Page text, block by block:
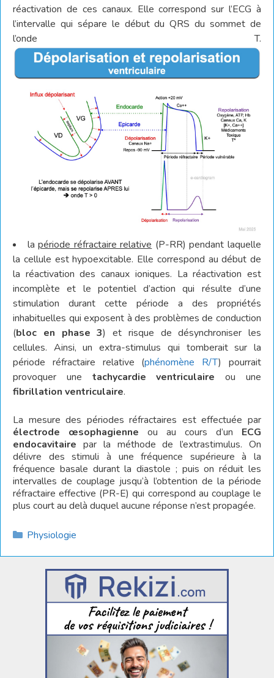
réactivation de ces canaux. Elle correspond sur l’ECG à
l’intervalle qui sépare le début du QRS du sommet de
l’onde T.
lapériode réfractaire relative (P-RR) pendant laquelle
la cellule est hypoexcitable. Elle correspond au début de
la réactivation des canaux ioniques. La réactivation est
incomplète et le potentiel d’action qui résulte d’une
stimulation durant cette période a des propriétés
inhabituelles qui exposent à des problèmes de conduction
(bloc en phase 3) et risque de désynchroniser les
cellules. Ainsi, un extra-stimulus qui tomberait sur la
période réfractaire relative (phénomène R/T) pourrait
provoquer une tachycardieventriculaire ou une
fibrillation ventriculaire.
La mesure des périodes réfractaires est effectuée par
électrode œsophagienne ou au cours d’un ECG
endocavitaire par la méthode de l’extrastimulus. On
délivre des stimuli à une fréquence supérieure à la
fréquence basale durant la diastole ; puis on réduit les
intervalles de couplage jusqu’à l’obtention de la période
réfractaire effective (PR-E) qui correspond au couplage le
plus court au delà duquel aucune réponse n’est propagée.
Catégories
Physiologie